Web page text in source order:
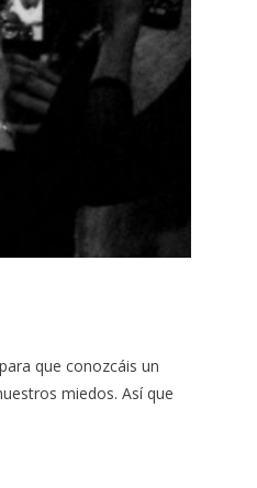
que conozcáis un
miedos. Así que